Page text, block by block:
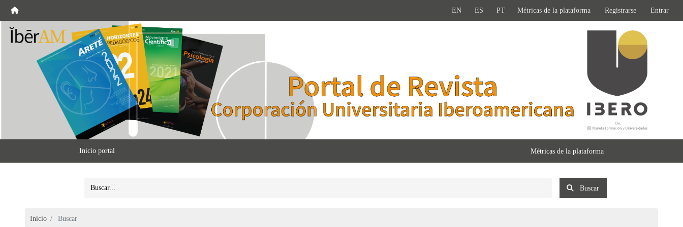
EN ES PT Métricas de la plataforma Registrarse Entrar
Inicio portal Métricas de la plataforma
Buscar
Inicio Buscar